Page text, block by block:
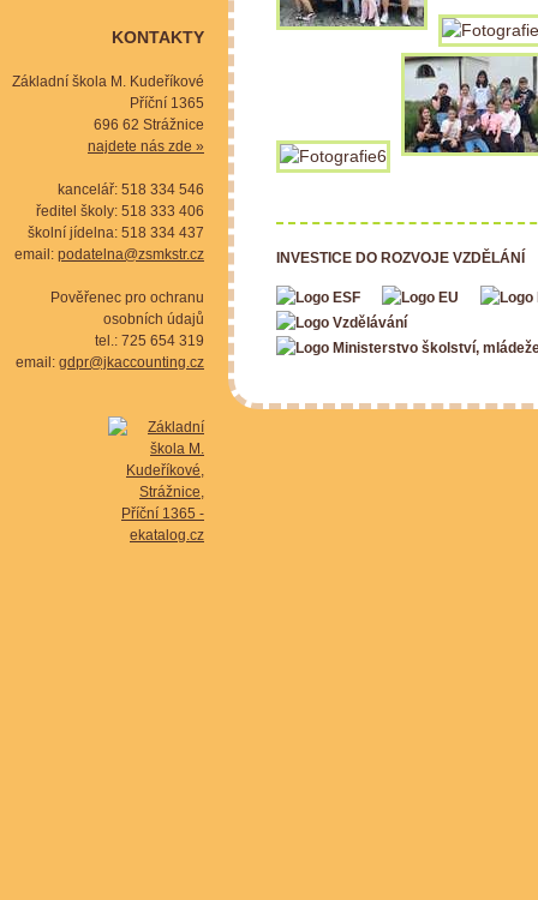
INVESTICE DO ROZVOJE VZDĚLÁNÍ
KONTAKTY
Základní škola M. Kudeříkové
Příční 1365
696 62 Strážnice
najdete nás zde »
kancelář: 518 334 546
ředitel školy: 518 333 406
školní jídelna: 518 334 437
email: podatelna@zsmkstr.cz
Pověřenec pro ochranu
osobních údajů
tel.: 725 654 319
email: gdpr@jkaccounting.cz